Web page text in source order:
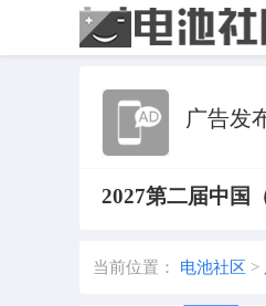
广告发
2027第二届中国
当前位置： 电池社区 >